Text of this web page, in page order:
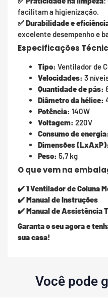
facilitam a higienização.
✅Durabilidade e
excelente desempenho e
Especificações
Tipo: Ventilador de
Velocidades: 3
Quantidade de pás:
Diâmetro da hélice:
Potência: 140W
Voltagem: 220V
Consumo de energia:
Dimensões (LxAxP):
Peso: 5,7 kg
O que vem na
✔️1 Ventilador de Coluna
✔️Manual de Instruções
✔️Manual de Assistência
Garanta o seu agora e
sua casa!
Você pode